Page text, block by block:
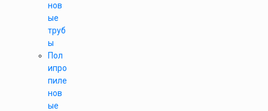
нов
ые
труб
ы
Пол
ипро
пиле
нов
ые